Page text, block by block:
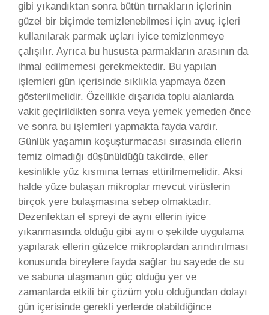
gibi yıkandıktan sonra bütün tırnakların içlerinin
güzel bir biçimde temizlenebilmesi için avuç içleri
kullanılarak parmak uçları iyice temizlenmeye
çalışılır. Ayrıca bu hususta parmakların arasının da
ihmal edilmemesi gerekmektedir. Bu yapılan
işlemleri gün içerisinde sıklıkla yapmaya özen
gösterilmelidir. Özellikle dışarıda toplu alanlarda
vakit geçirildikten sonra veya yemek yemeden önce
ve sonra bu işlemleri yapmakta fayda vardır.
Günlük yaşamın koşuşturmacası sırasında ellerin
temiz olmadığı düşünüldüğü takdirde, eller
kesinlikle yüz kısmına temas ettirilmemelidir. Aksi
halde yüze bulaşan mikroplar mevcut virüslerin
birçok yere bulaşmasına sebep olmaktadır.
Dezenfektan el spreyi de aynı ellerin iyice
yıkanmasında olduğu gibi aynı o şekilde uygulama
yapılarak ellerin güzelce mikroplardan arındırılması
konusunda bireylere fayda sağlar bu sayede de su
ve sabuna ulaşmanın güç olduğu yer ve
zamanlarda etkili bir çözüm yolu olduğundan dolayı
gün içerisinde gerekli yerlerde olabildiğince